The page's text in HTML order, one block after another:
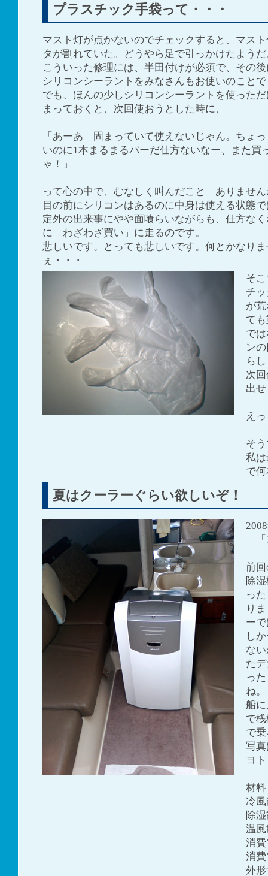
プラスチック手袋って・・・
マスト灯が点かないのでチェックすると、マス
タが割れていた。どうやら足で引っかけたよう
こういった修理には、半田付けが必須で、その
シリコンシーラントをみなさんもお使いのこと
でも、ほんの少しシリコンシーラントを使った
まっておくと、次回使おうとした時に、
「あーあ 固まっていて使えないじゃん。ちょ
いのに1本まるまるパーだ仕方ないなー、また買
ゃ！」
って心の中で、むなしく叫んだこと ありません
目の前にシリコンはあるのに中身は使える状態
定外の出来事にやや面喰らいながらも、仕方な
に「わざわざ買い」に走るのです。
悲しいです。とっても悲しいです。何とかなり
ぇ・・・
そ
チ
が
て
で
ン
ら
次
出
え
そ
私
で
夏はクーラーぐらい欲しいぞ！
「
前
除
っ
り
ー
し
な
た
っ
ね。
船
で
で
写
ヨ
材
冷
除
温
消
消
外